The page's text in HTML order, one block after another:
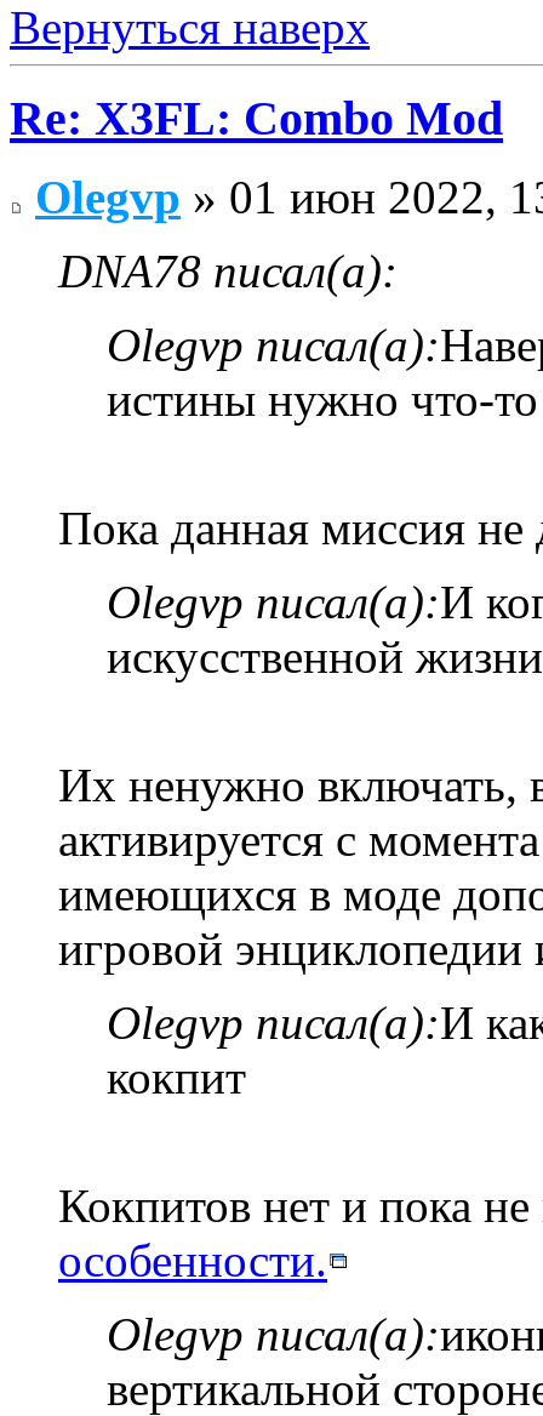
Вернуться наверх
Re: X3FL: Combo Mod
Olegvp » 01 июн 2022,
DNA78 писал(а):
Olegvp писал(а):
истины нужно что-то
Пока данная миссия не
Olegvp писал(а):И
искусственной
Их ненужно включать,
активируется с
имеющихся в моде
игровой
Olegvp писал(а):И
кокпит
Кокпитов нет и пока
особенности.
Olegvp писал(а):
вертикальной